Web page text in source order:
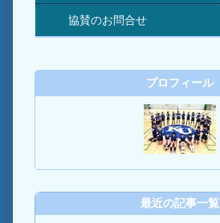
協賛のお問合せ
プロフィール
最近の記事一覧